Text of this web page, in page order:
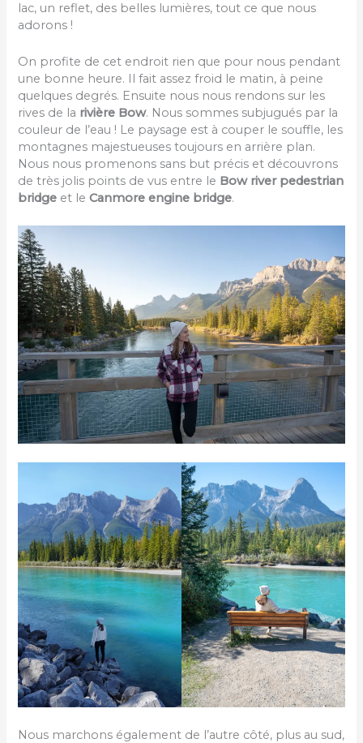
lac, un reflet, des belles lumières, tout ce que nous
adorons !
On profite de cet endroit rien que pour nous pendant
une bonne heure. Il fait assez froid le matin, à peine
quelques degrés. Ensuite nous nous rendons sur les
rives de la rivière Bow. Nous sommes subjugués par la
couleur de l’eau ! Le paysage est à couper le souffle, les
montagnes majestueuses toujours en arrière plan.
Nous nous promenons sans but précis et découvrons
de très jolis points de vus entre le Bow river pedestrian
bridge et leCanmore engine bridge.
Nous marchons également de l’autre côté, plus au sud,